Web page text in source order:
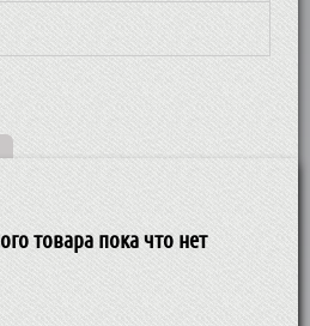
товара пока что нет